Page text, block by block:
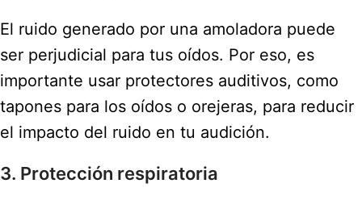
El ruido generado por una amoladora puede
ser perjudicial para tus oídos. Por eso, es
importante usar protectores auditivos, como
tapones para los oídos o orejeras, para reducir
el impacto del ruido en tu audición.
3. Protección respiratoria